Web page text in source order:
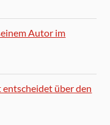
Autor im
über den